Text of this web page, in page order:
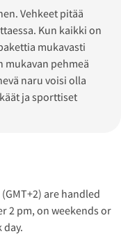
Vehkeet pitää
Kun kaikki on
mukavasti
mukavan pehmeä
naru voisi olla
ja sporttiset
are handled
2 pm, on weekends or